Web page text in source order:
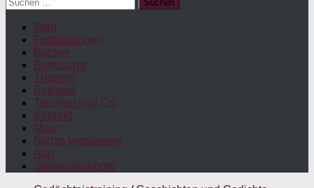
nach:
Start
Fortbildungen
Bücher
Betreuung
Themen
Exklusiv
Taschen und Co.
Kontakt
Maw
Nichts verpassen!
App
Stellenangebote